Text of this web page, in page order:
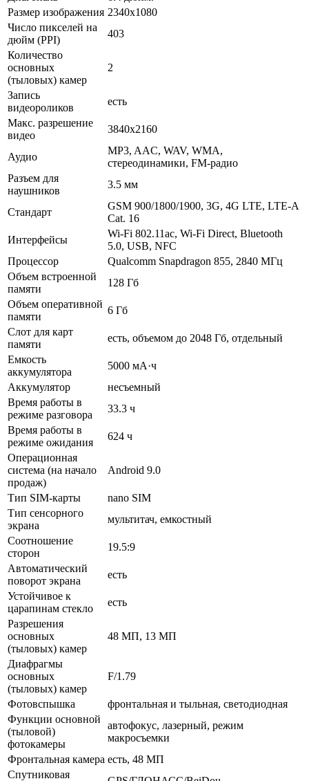
Размер изображения 2340x1080
Число пикселей на
дюйм (PPI)
403
Количество
основных
(тыловых) камер
2
Запись
видеороликов
есть
Макс. разрешение
видео
3840x2160
Аудио
MP3, AAC, WAV, WMA,
стереодинамики, FM-радио
Разъем для
наушников
3.5 мм
Стандарт
GSM 900/1800/1900, 3G, 4G LTE, LTE-A
Cat. 16
Интерфейсы
Wi-Fi 802.11ac, Wi-Fi Direct, Bluetooth
5.0, USB, NFC
Процессор
Qualcomm Snapdragon 855, 2840 МГц
Объем встроенной
памяти
128 Гб
Объем оперативной
памяти
6 Гб
Слот для карт
памяти
есть, объемом до 2048 Гб, отдельный
Емкость
аккумулятора
5000 мА·ч
Аккумулятор
несъемный
Время работы в
режиме разговора
33.3 ч
Время работы в
режиме ожидания
624 ч
Операционная
система (на начало
продаж)
Android 9.0
Тип SIM-карты
nano SIM
Тип сенсорного
экрана
мультитач, емкостный
Соотношение
сторон
19.5:9
Автоматический
поворот экрана
есть
Устойчивое к
царапинам стекло
есть
Разрешения
основных
(тыловых) камер
48 МП, 13 МП
Диафрагмы
основных
(тыловых) камер
F/1.79
Фотовспышка
фронтальная и тыльная, светодиодная
Функции основной
(тыловой)
фотокамеры
автофокус, лазерный, режим
макросъемки
Фронтальная камера есть, 48 МП
Спутниковая